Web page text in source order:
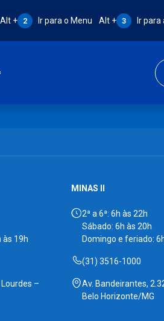
Atalho Alt + 2:
Alt + 2 Ir para o Menu Atalho Alt + 3:
Alt + 3 Ir para
às 19h
–
MINAS II
2ª a 6ª: 6h às 22h
Sábado: 6h às 20h
Domingo e feriado:
(31) 3516-1000
Av. Bandeirantes,
Belo Horizonte/MG